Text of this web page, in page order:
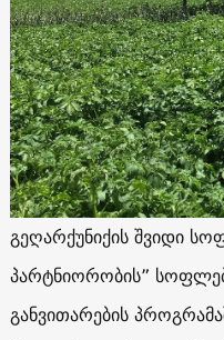
გეღარქუნიქის შვიდი
პარტნიორობის”
განვითარების